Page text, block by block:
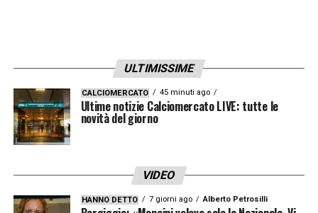
ULTIMISSIME
CALCIOMERCATO 45 minuti ago
Ultime notizie Calciomercato LIVE: tutte le
novità del giorno
VIDEO
HANNO DETTO 7 giorni ago Alberto Petrosilli